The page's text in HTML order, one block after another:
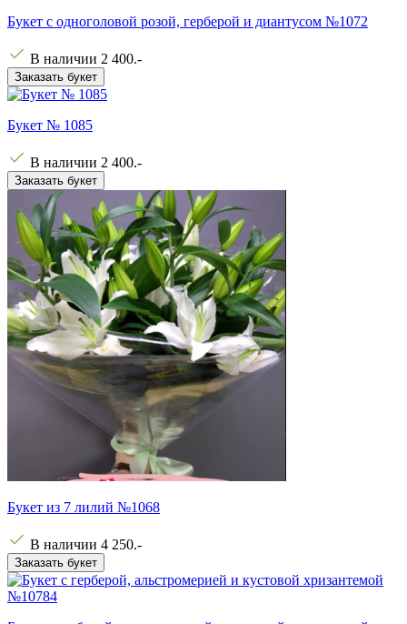
Букет с одноголовой розой, герберой и диантусом №1072
В наличии 2 400.-
Заказать букет
Букет № 1085
В наличии 2 400.-
Заказать букет
Букет из 7 лилий №1068
В наличии 4 250.-
Заказать букет